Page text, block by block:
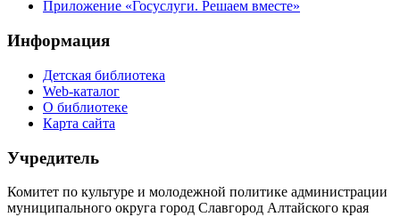
Приложение «Госуслуги. Решаем вместе»
Информация
Детская библиотека
Web-каталог
О библиотеке
Карта сайта
Учредитель
Комитет по культуре и молодежной политике администрации
муниципального округа город Славгород Алтайского края